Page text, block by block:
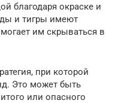
благодаря окраске и
и тигры имеют
им скрываться в
при которой
Это может быть
или опасного